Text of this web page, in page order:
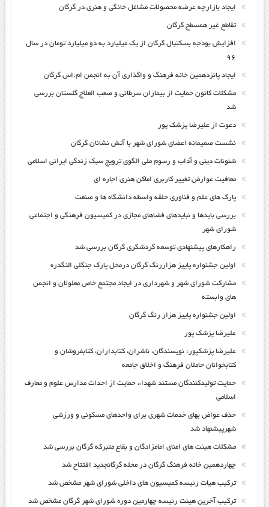
ایجاد بازارچه عرضه محصولات مشاغل خانگی و هنری در گرگان
تقاطع غیر همسطح گرگان
افزایش بودجه بسکتبال گرگان از یک میلیارد به دو میلیارد تومان در سال
۹۶
ایجاد پانزدهمین خانه فرهنگ و واگذاری آن به انجمن ام.اس گرگان
مشکلات کانون حمایت از بیماران سرطانی و صعب العلاج گلستان بررسی
شد
دعوت از علیرضا پزشک پور
نشست صمیمانه اعضای شورای شهر با آتش نشانان گرگان
شئونات دینی و آداب و رسوم ملی الگوی ترویج سبک زندگی ایرانی اسلامی
معافیت عوارض تغییر کاربری اماکن هنری اجاره ای
پارک های علم و فناوری حلقه واسطه دانشگاه ها و صنعت
بررسی بایدها و نبایدهای فضاهای مجازی در کمیسیون فرهنگی و اجتماعی
شورای شهر
راهکارهای پیشنهادی توسعه گردشگری گرگان بررسی شد
اولین جشنواره پاییز هزاررنگ گرگان درمحل پارک جنگلی النگدره
مشارکت شورای شهر و شهرداری در ایجاد مجتمع خاص معلولان و انجمن
های وابسته
اولین جشنواره پاییز هزار رنگ گرگان
علیرضا پزشک پور
علیرضا پزشکپور؛ نویسندگان، ناشران، کتابداران، کتابفروشان و
کتابخوانان حاملان فرهنگ و اخلاق جامعه
حمایت تولیدکنندگان مستند شهداء، حمایت از احداث مدارس علوم و معارف
اسلامی
حذف عواض بهای خدمات شهری برای واحدهای مسکونی و ورزشی
شهرپیشنهاد شد
مشکلات هیئت های امنای امامزادگان و بقاع متبرکه گرگان بررسی شد
چهاردهمین خانه فرهنگ گرگان در محله گرگانجدید افتتاح شد
ترکیب هیات رئیسه کمیسیون های داخلی شورای شهر مشخص شد
ترکیب آخرین هیئت رئیسه چهارمین دوره شورای شهر گرگان مشخص شد